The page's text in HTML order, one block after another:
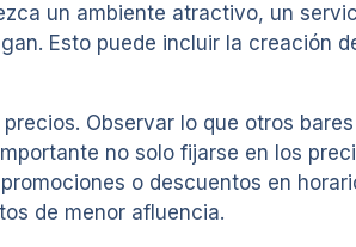
un ambiente atractivo, un
Esto puede incluir la creación
Observar lo que otros
no solo fijarse en los
o descuentos en
de menor afluencia.